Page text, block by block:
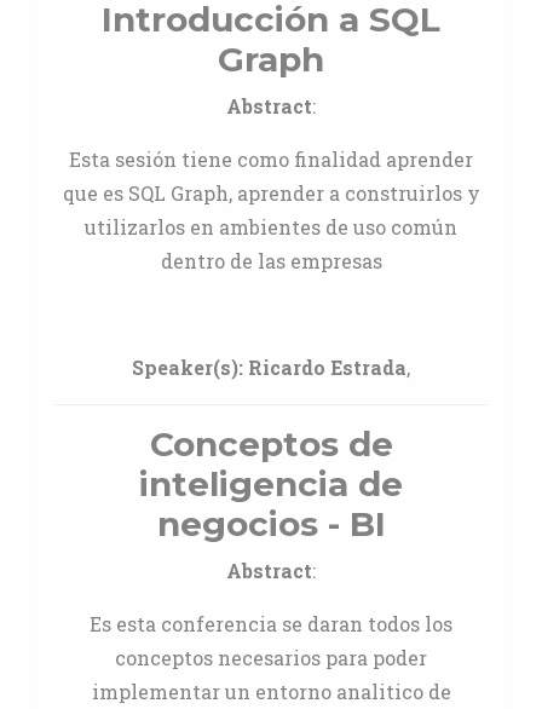
Introducción a SQL
Graph
Abstract:
Esta sesión tiene como finalidad aprender
que es SQL Graph, aprender a construirlos y
utilizarlos en ambientes de uso común
dentro de las empresas
Speaker(s): Ricardo Estrada,
Conceptos de
inteligencia de
negocios - BI
Abstract:
Es esta conferencia se daran todos los
conceptos necesarios para poder
implementar un entorno analitico de